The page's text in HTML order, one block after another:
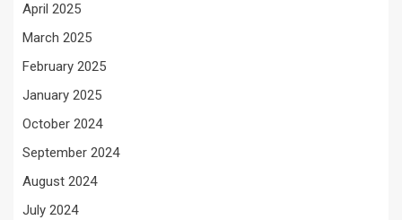
April 2025
March 2025
February 2025
January 2025
October 2024
September 2024
August 2024
July 2024